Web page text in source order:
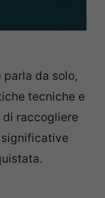
da solo,
tecniche e
raccogliere